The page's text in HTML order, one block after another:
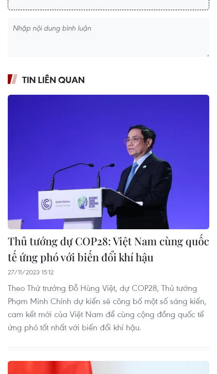
TIN LIÊN QUAN
Thủ tướng dự COP28: Việt Nam cùng quốc
tế ứng phó với biến đổi khí hậu
27/11/2023 15:12
Theo Thứ trưởng Đỗ Hùng Việt, dự COP28, Thủ tướng
Phạm Minh Chính dự kiến sẽ công bố một số sáng kiến,
cam kết mới của Việt Nam để cùng cộng đồng quốc tế
ứng phó tốt nhất với biến đổi khí hậu.